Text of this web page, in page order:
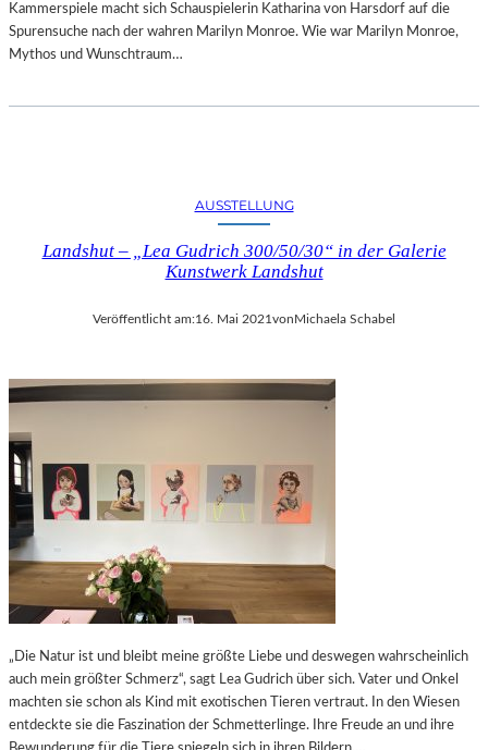
Kammerspiele macht sich Schauspielerin Katharina von Harsdorf auf die
Spurensuche nach der wahren Marilyn Monroe. Wie war Marilyn Monroe,
Mythos und Wunschtraum…
AUSSTELLUNG
Landshut – „Lea Gudrich 300/50/30“ in der Galerie
Kunstwerk Landshut
Veröffentlicht am:16. Mai 2021von Michaela Schabel
„Die Natur ist und bleibt meine größte Liebe und deswegen wahrscheinlich
auch mein größter Schmerz“, sagt Lea Gudrich über sich. Vater und Onkel
machten sie schon als Kind mit exotischen Tieren vertraut. In den Wiesen
entdeckte sie die Faszination der Schmetterlinge. Ihre Freude an und ihre